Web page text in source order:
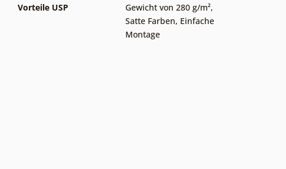
Vorteile USP
Gewicht von 280 g/m²,
Satte Farben, Einfache
Montage